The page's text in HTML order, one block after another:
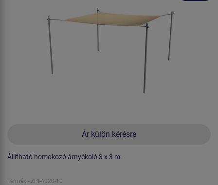
Ár külön kérésre
Állítható homokozó árnyékoló 3 x 3 m.
Termék - ZPI-4020-10